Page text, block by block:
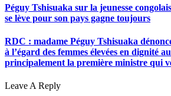
Péguy Tshisuaka sur la jeunesse
se lève pour son pays gagne toujours
RDC : madame Péguy Tshisuaka
à l’égard des femmes élevées en dignité
principalement la première ministre qui
Leave A Reply